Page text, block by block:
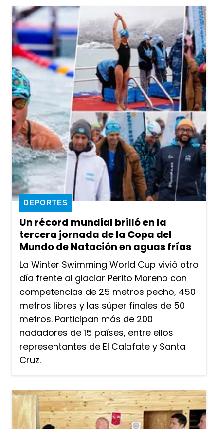
Un récord mundial brilló en la
tercera jornada de la Copa del
Mundo de Natación en aguas frías
DEPORTES
La Winter Swimming World Cup vivió otro
día frente al glaciar Perito Moreno con
competencias de 25 metros pecho, 450
metros libres y las súper finales de 50
metros. Participan más de 200
nadadores de 15 países, entre ellos
representantes de El Calafate y Santa
Cruz.